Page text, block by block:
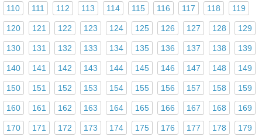
110 111 112 113 114 115 116 117 118 119
120 121 122 123 124 125 126 127 128 129
130 131 132 133 134 135 136 137 138 139
140 141 142 143 144 145 146 147 148 149
150 151 152 153 154 155 156 157 158 159
160 161 162 163 164 165 166 167 168 169
170 171 172 173 174 175 176 177 178 179